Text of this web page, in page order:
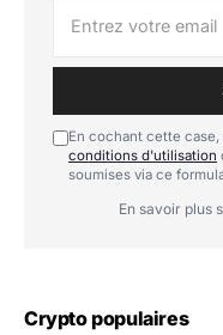
En cochant cette
conditions d'utilisation
soumises via ce
En savoir plus
Crypto populaires